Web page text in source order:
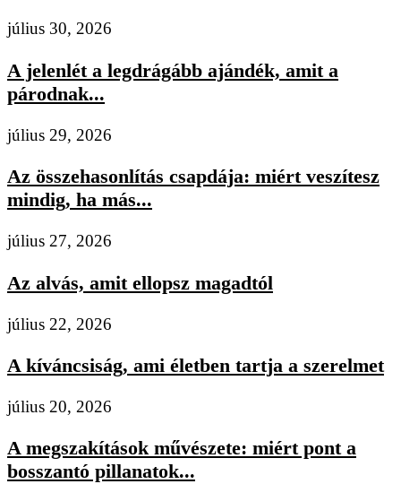
július 30, 2026
A jelenlét a legdrágább ajándék, amit a
párodnak...
július 29, 2026
Az összehasonlítás csapdája: miért veszítesz
mindig, ha más...
július 27, 2026
Az alvás, amit ellopsz magadtól
július 22, 2026
A kíváncsiság, ami életben tartja a szerelmet
július 20, 2026
A megszakítások művészete: miért pont a
bosszantó pillanatok...